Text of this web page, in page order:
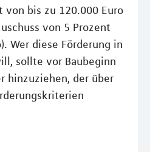
von bis zu 120.000 Euro
von 5 Prozent
Wer diese Förderung in
sollte vor Baubeginn
hinzuziehen, der über